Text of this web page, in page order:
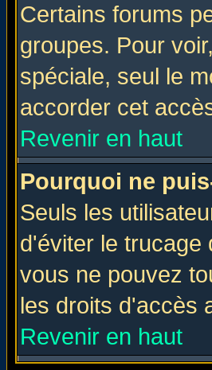
Certains forums
groupes. Pour
spéciale, seul le
accorder cet
Revenir en haut
Pourquoi ne
Seuls les
d'éviter le trucage
vous ne pouvez
les droits d'accès
Revenir en haut